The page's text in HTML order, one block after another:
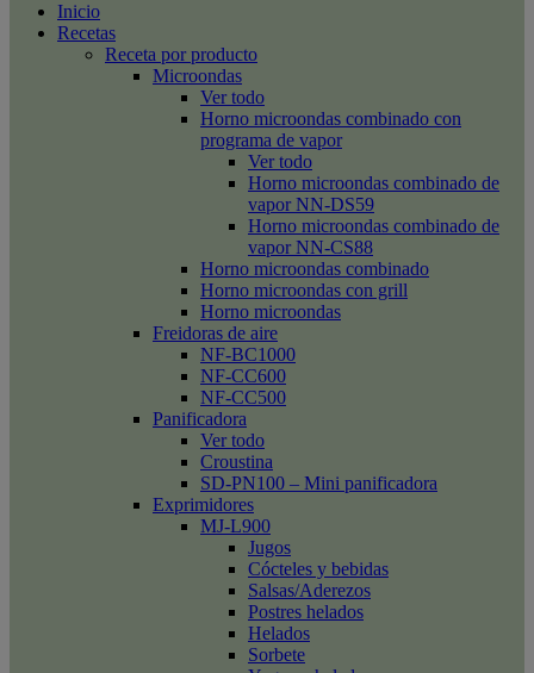
Inicio
Recetas
Receta por producto
Microondas
Ver todo
Horno microondas combinado con
programa de vapor
Ver todo
Horno microondas combinado de
vapor NN-DS59
Horno microondas combinado de
vapor NN-CS88
Horno microondas combinado
Horno microondas con grill
Horno microondas
Freidoras de aire
NF-BC1000
NF-CC600
NF-CC500
Panificadora
Ver todo
Croustina
SD-PN100 – Mini panificadora
Exprimidores
MJ-L900
Jugos
Cócteles y bebidas
Salsas/Aderezos
Postres helados
Helados
Sorbete